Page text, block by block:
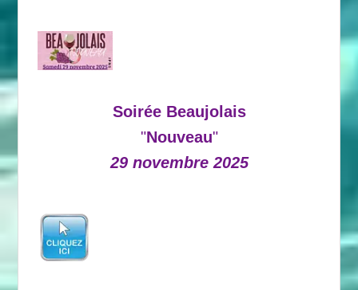
Soirée Beaujolais
"Nouveau"
29 novembre 2025